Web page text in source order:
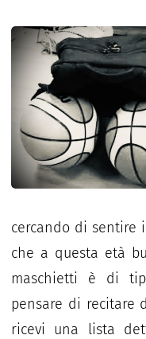
cercando di sentire
che a questa età
maschietti è di
pensare di recitare
ricevi una lista